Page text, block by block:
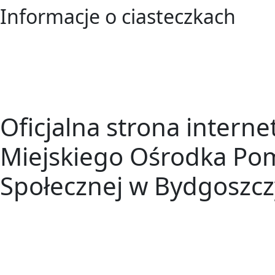
Informacje o ciasteczkach
Oficjalna strona
Miejskiego Ośrodka
Społecznej w